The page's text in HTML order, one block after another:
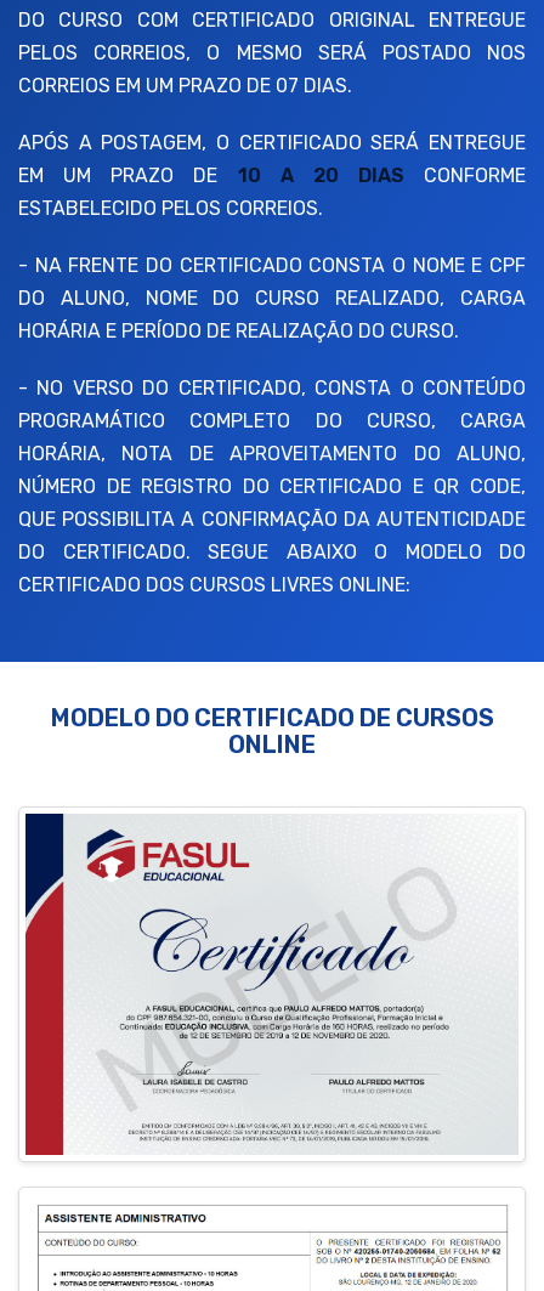
DO CURSO COM CERTIFICADO ORIGINAL ENTREGUE
PELOS CORREIOS, O MESMO SERÁ POSTADO NOS
CORREIOS EM UM PRAZO DE 07 DIAS.
APÓS A POSTAGEM, O CERTIFICADO SERÁ ENTREGUE
EM UM PRAZO DE 10 A 20 DIAS CONFORME
ESTABELECIDO PELOS CORREIOS.
- NA FRENTE DO CERTIFICADO CONSTA O NOME E CPF
DO ALUNO, NOME DO CURSO REALIZADO, CARGA
HORÁRIA E PERÍODO DE REALIZAÇÃO DO CURSO.
- NO VERSO DO CERTIFICADO, CONSTA O CONTEÚDO
PROGRAMÁTICO COMPLETO DO CURSO, CARGA
HORÁRIA, NOTA DE APROVEITAMENTO DO ALUNO,
NÚMERO DE REGISTRO DO CERTIFICADO E QR CODE,
QUE POSSIBILITA A CONFIRMAÇÃO DA AUTENTICIDADE
DO CERTIFICADO. SEGUE ABAIXO O MODELO DO
CERTIFICADO DOS CURSOS LIVRES ONLINE:
MODELO DO CERTIFICADO DE CURSOS
ONLINE